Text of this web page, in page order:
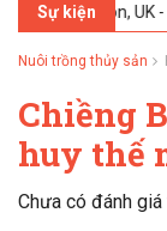
Sự kiện
London, UK - Hội
Nuôi trồng thủy sản
Chiềng
huy thế
Chưa có đánh